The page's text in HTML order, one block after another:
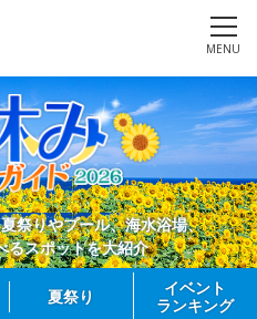
MENU
祭りやプール、海水浴場、
るスポットを大紹介
夏祭り
イベント
ランキング